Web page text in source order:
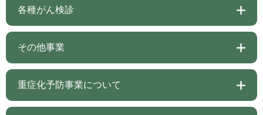
各種がん検診
その他事業
重症化予防事業について